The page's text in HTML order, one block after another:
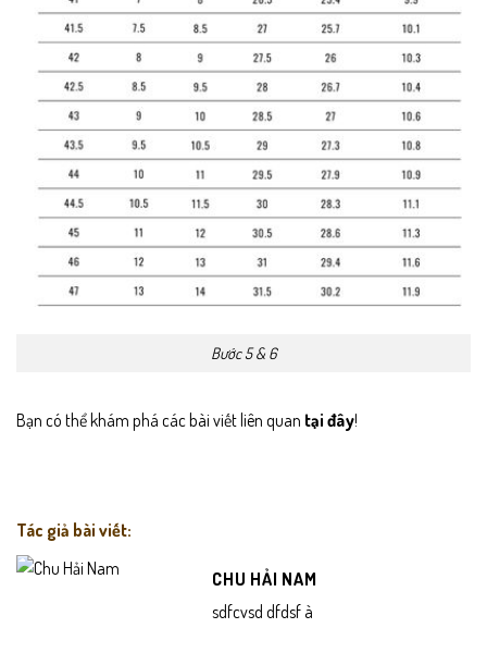
Bước 5 & 6
Bạn có thể khám phá các bài viết liên quan tại đây!
Tác giả bài viết:
CHU HẢI NAM
sdfcvsd dfdsf à